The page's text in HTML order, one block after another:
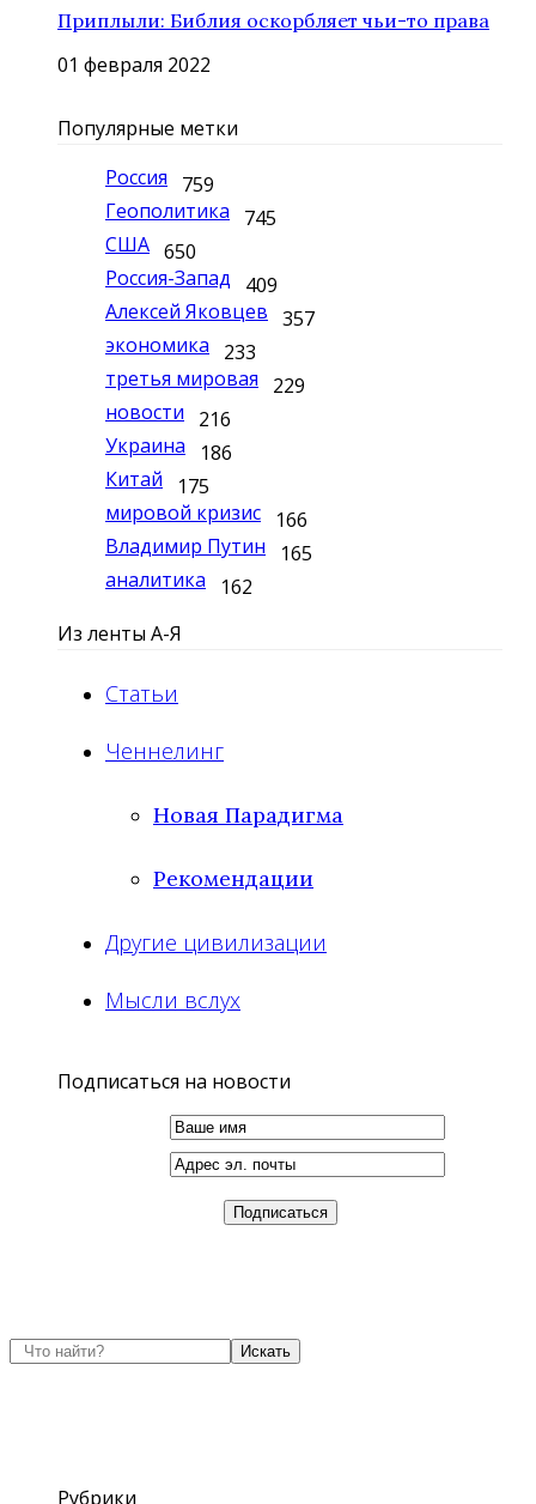
Приплыли: Библия оскорбляет чьи-то права
01 февраля 2022
Популярные метки
Россия
759
Геополитика
745
США 650
Россия-Запад
409
Алексей Яковцев 357
экономика
233
третья мировая
229
новости
216
Украина
186
Китай
175
мировой кризис
166
Владимир Путин
165
аналитика
162
Из ленты А-Я
Статьи
Ченнелинг
Новая Парадигма
Рекомендации
Другие цивилизации
Мысли вслух
Подписаться на новости
Искать
Рубрики